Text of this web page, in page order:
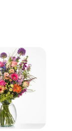
carrousel is